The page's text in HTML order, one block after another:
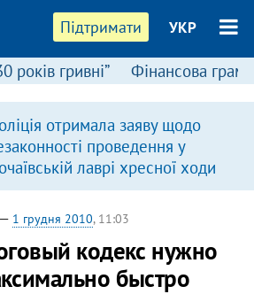
Підтримати УКР
років гривні” Фінансова
отримала заяву щодо
проведення у
лаврі хресної ходи
— 1 грудня 2010, 11:03
кодекс нужно
быстро